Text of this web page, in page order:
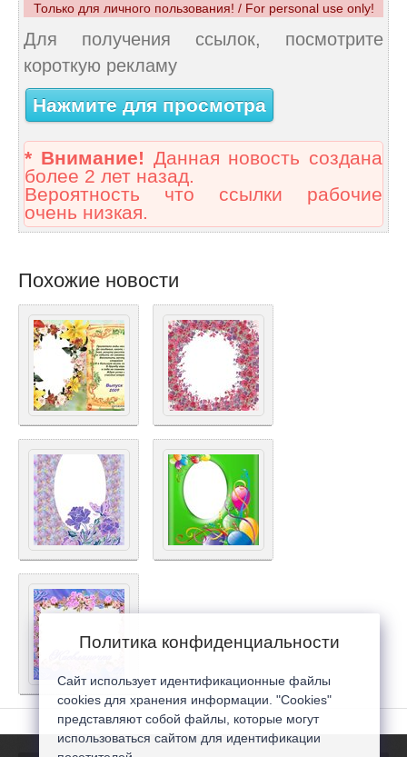
Только для личного пользования! / For personal use only!
Для получения ссылок, посмотрите
короткую рекламу
Нажмите для просмотра
* Внимание! Данная новость создана
более 2 лет назад.
Вероятность что ссылки рабочие
очень низкая.
Похожие новости
Политика конфиденциальности
Сайт использует идентификационные файлы
cookies для хранения информации. "Cookies"
представляют собой файлы, которые могут
использоваться сайтом для идентификации